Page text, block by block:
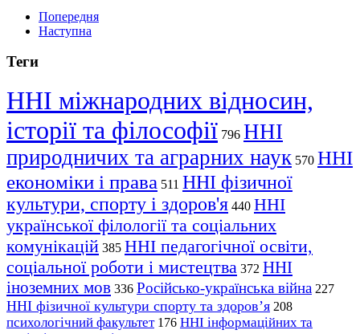
Попередня
Наступна
Теги
ННІ міжнародних відносин,
історії та філософії 796 ННІ
природничих та аграрних наук 570 ННІ
економіки і права 511 ННІ фізичної
культури, спорту і здоров'я 440 ННІ
української філології та соціальних
комунікацій 385 ННІ педагогічної освіти,
соціальної роботи і мистецтва 372 ННІ
іноземних мов 336 Російсько-українська війна 227
ННІ фізичної культури спорту та здоров’я 208
психологічний факультет 176 ННІ інформаційних та